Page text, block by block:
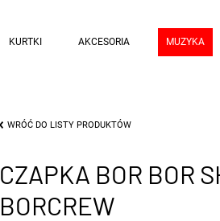
KURTKI AKCESORIA MUZYKA
WRÓĆ DO LISTY PRODUKTÓW
CZAPKA BOR BOR
BORCREW